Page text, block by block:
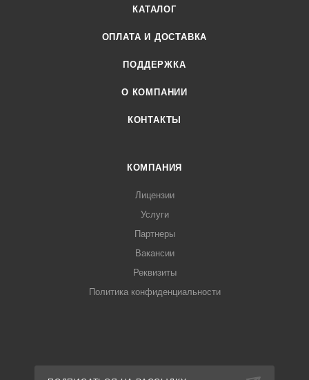
КАТАЛОГ
ОПЛАТА И ДОСТАВКА
ПОДДЕРЖКА
О КОМПАНИИ
КОНТАКТЫ
КОМПАНИЯ
Лицензии
Услуги
Партнеры
Вакансии
Реквизиты
Политика конфиденциальности